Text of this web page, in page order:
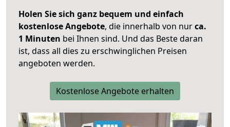
Holen Sie sich ganz bequem und einfach
kostenlose Angebote, die innerhalb von nurca.
1 Minuten bei Ihnen sind. Und das Beste daran
ist, dass all dies zu erschwinglichen Preisen
angeboten werden.
Kostenlose Angebote erhalten